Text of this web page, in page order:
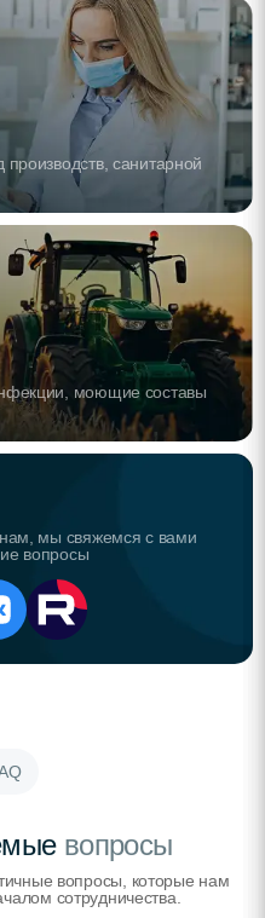
санитарной
моющие составы
нам, мы свяжемся с вами
вопросы
вопросы
вопросы, которые нам
сотрудничества.